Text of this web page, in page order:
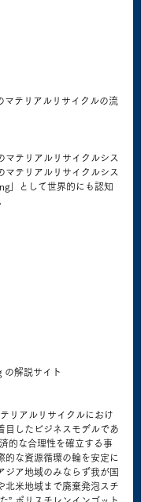
マテリアルリサイクルの流
マテリアルリサイクルシス
マテリアルリサイクルシス
」として世界的にも認知
の解説サイト
リアルリサイクルにおけ
目したビジネスモデルであ
的な合理性を確立する事
的な資源循環の輪を安定に
ジア地域のみならず我が国
北米地域まで廃棄発泡スチ